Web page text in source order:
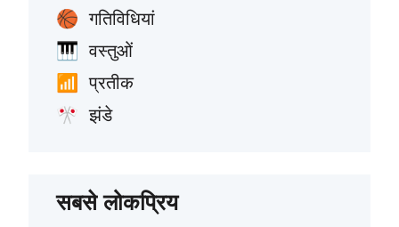
🏀 गतिविधियां
🎹 वस्तुओं
📶 प्रतीक
🎌 झंडे
सबसे लोकप्रिय